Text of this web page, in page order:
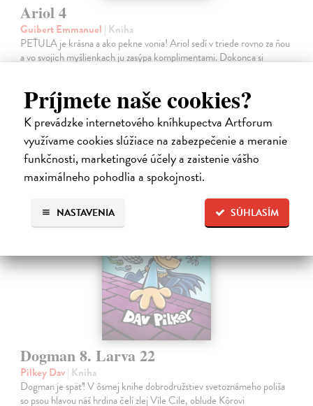
Príjmete naše cookies?
K prevádzke internetového kníhkupectva Artforum
využívame cookies slúžiace na zabezpečenie a meranie
funkčnosti, marketingové účely a zaistenie vášho
maximálneho pohodlia a spokojnosti.
SÚHLASÍM
NASTAVENIA
Ariol 4
Guibert Emmanuel | Kniha
PEŤULA je krásna a ako pekne vonia! Ariol sedí v triede rovno za ňou
a vo svojich myšlienkach ju zasýpa komplimentami. Dokonca si
Na sklade
17,10 €
18,00 € ?
Dogman 8. Larva 22
Pilkey Dav| Kniha
Dogman je späť! V ôsmej knihe dobrodružstiev svetoznámeho poliša
so psou hlavou náš hrdina čelí zlej Víle Cile, oblude Kôrovi